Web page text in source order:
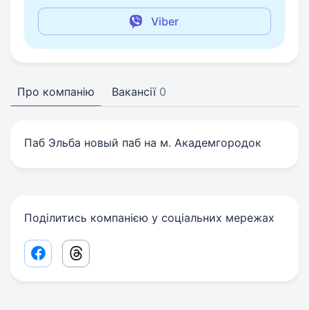
Viber
Про компанію Вакансії 0
Паб Эльба новый паб на м. Академгородок
Поділитись компанією у соціальних мережах
Facebook share link
Threads share link